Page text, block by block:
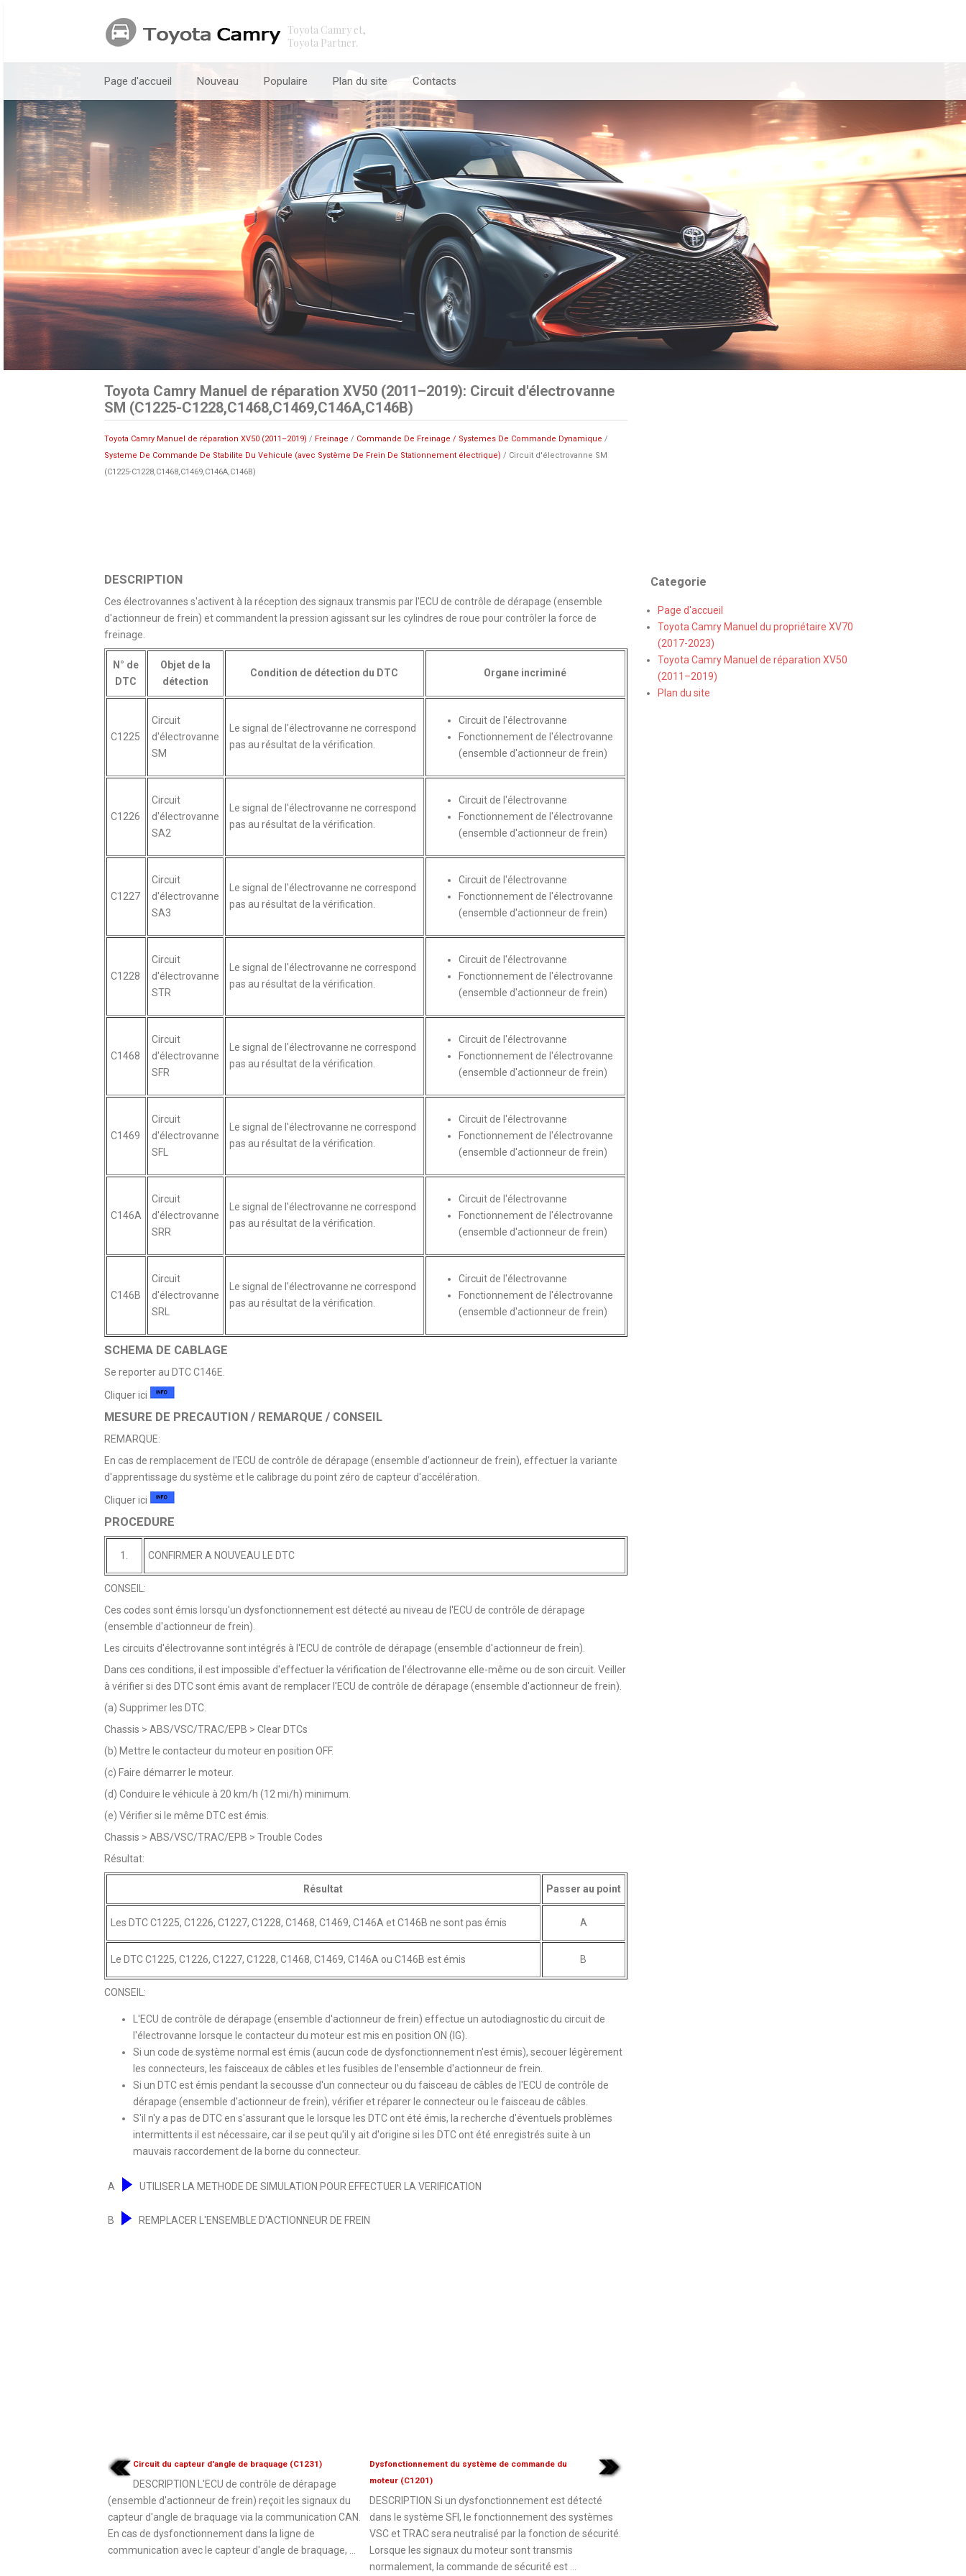
Toyota Camry et,
Toyota Partner.
Page d'accueil Nouveau Populaire Plan du site Contacts
Toyota Camry Manuel de réparation XV50 (2011–2019): Circuit d'électrovanne
SM (C1225-C1228,C1468,C1469,C146A,C146B)
Toyota Camry Manuel de réparation XV50 (2011–2019) / Freinage / Commande De Freinage / Systemes De Commande Dynamique /
Systeme De Commande De Stabilite Du Vehicule (avec Système De Frein De Stationnement électrique) / Circuit d'électrovanne SM
(C1225-C1228,C1468,C1469,C146A,C146B)
DESCRIPTION
Ces électrovannes s'activent à la réception des signaux transmis par l'ECU de contrôle de dérapage (ensemble
d'actionneur de frein) et commandent la pression agissant sur les cylindres de roue pour contrôler la force de
freinage.
N° de
DTC
Objet de la
détection
Condition de détection du DTC Organe incriminé
C1225
Circuit
d'électrovanne
SM
Le signal de l'électrovanne ne correspond
pas au résultat de la vérification.
Circuit de l'électrovanne
Fonctionnement de l'électrovanne
(ensemble d'actionneur de frein)
C1226
Circuit
d'électrovanne
SA2
Le signal de l'électrovanne ne correspond
pas au résultat de la vérification.
Circuit de l'électrovanne
Fonctionnement de l'électrovanne
(ensemble d'actionneur de frein)
C1227
Circuit
d'électrovanne
SA3
Le signal de l'électrovanne ne correspond
pas au résultat de la vérification.
Circuit de l'électrovanne
Fonctionnement de l'électrovanne
(ensemble d'actionneur de frein)
C1228
Circuit
d'électrovanne
STR
Le signal de l'électrovanne ne correspond
pas au résultat de la vérification.
Circuit de l'électrovanne
Fonctionnement de l'électrovanne
(ensemble d'actionneur de frein)
C1468
Circuit
d'électrovanne
SFR
Le signal de l'électrovanne ne correspond
pas au résultat de la vérification.
Circuit de l'électrovanne
Fonctionnement de l'électrovanne
(ensemble d'actionneur de frein)
C1469
Circuit
d'électrovanne
SFL
Le signal de l'électrovanne ne correspond
pas au résultat de la vérification.
Circuit de l'électrovanne
Fonctionnement de l'électrovanne
(ensemble d'actionneur de frein)
C146A
Circuit
d'électrovanne
SRR
Le signal de l'électrovanne ne correspond
pas au résultat de la vérification.
Circuit de l'électrovanne
Fonctionnement de l'électrovanne
(ensemble d'actionneur de frein)
C146B
Circuit
d'électrovanne
SRL
Le signal de l'électrovanne ne correspond
pas au résultat de la vérification.
Circuit de l'électrovanne
Fonctionnement de l'électrovanne
(ensemble d'actionneur de frein)
SCHEMA DE CABLAGE
Se reporter au DTC C146E.
Cliquer ici
MESURE DE PRECAUTION / REMARQUE / CONSEIL
REMARQUE:
En cas de remplacement de l'ECU de contrôle de dérapage (ensemble d'actionneur de frein), effectuer la variante
d'apprentissage du système et le calibrage du point zéro de capteur d'accélération.
Cliquer ici
PROCEDURE
1. CONFIRMER A NOUVEAU LE DTC
CONSEIL:
Ces codes sont émis lorsqu'un dysfonctionnement est détecté au niveau de l'ECU de contrôle de dérapage
(ensemble d'actionneur de frein).
Les circuits d'électrovanne sont intégrés à l'ECU de contrôle de dérapage (ensemble d'actionneur de frein).
Dans ces conditions, il est impossible d'effectuer la vérification de l'électrovanne elle-même ou de son circuit. Veiller
à vérifier si des DTC sont émis avant de remplacer l'ECU de contrôle de dérapage (ensemble d'actionneur de frein).
(a) Supprimer les DTC.
Chassis > ABS/VSC/TRAC/EPB > Clear DTCs
(b) Mettre le contacteur du moteur en position OFF.
(c) Faire démarrer le moteur.
(d) Conduire le véhicule à 20 km/h (12 mi/h) minimum.
(e) Vérifier si le même DTC est émis.
Chassis > ABS/VSC/TRAC/EPB > Trouble Codes
Résultat:
Résultat Passer au point
Les DTC C1225, C1226, C1227, C1228, C1468, C1469, C146A et C146B ne sont pas émis A
Le DTC C1225, C1226, C1227, C1228, C1468, C1469, C146A ou C146B est émis B
CONSEIL:
L'ECU de contrôle de dérapage (ensemble d'actionneur de frein) effectue un autodiagnostic du circuit de
l'électrovanne lorsque le contacteur du moteur est mis en position ON (IG).
Si un code de système normal est émis (aucun code de dysfonctionnement n'est émis), secouer légèrement
les connecteurs, les faisceaux de câbles et les fusibles de l'ensemble d'actionneur de frein.
Si un DTC est émis pendant la secousse d'un connecteur ou du faisceau de câbles de l'ECU de contrôle de
dérapage (ensemble d'actionneur de frein), vérifier et réparer le connecteur ou le faisceau de câbles.
S'il n'y a pas de DTC en s'assurant que le lorsque les DTC ont été émis, la recherche d'éventuels problèmes
intermittents il est nécessaire, car il se peut qu'il y ait d'origine si les DTC ont été enregistrés suite à un
mauvais raccordement de la borne du connecteur.
A UTILISER LA METHODE DE SIMULATION POUR EFFECTUER LA VERIFICATION
B REMPLACER L'ENSEMBLE D'ACTIONNEUR DE FREIN
Circuit du capteur d'angle de braquage (C1231)
DESCRIPTION L'ECU de contrôle de dérapage
(ensemble d'actionneur de frein) reçoit les signaux du
capteur d'angle de braquage via la communication CAN.
En cas de dysfonctionnement dans la ligne de
communication avec le capteur d'angle de braquage, ...
Dysfonctionnement du système de commande du
moteur (C1201)
DESCRIPTION Si un dysfonctionnement est détecté
dans le système SFI, le fonctionnement des systèmes
VSC et TRAC sera neutralisé par la fonction de sécurité.
Lorsque les signaux du moteur sont transmis
normalement, la commande de sécurité est ...
Categorie
Page d'accueil
Toyota Camry Manuel du propriétaire XV70
(2017-2023)
Toyota Camry Manuel de réparation XV50
(2011–2019)
Plan du site